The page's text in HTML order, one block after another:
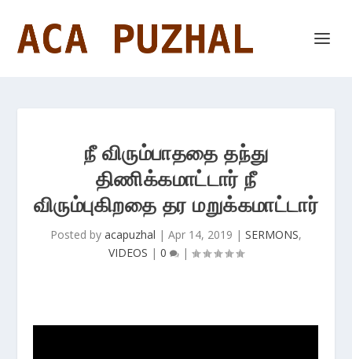
நீ விரும்பாததை தந்து
திணிக்கமாட்டார் நீ
விரும்புகிறதை தர மறுக்கமாட்டார்
Posted by acapuzhal | Apr 14, 2019 | SERMONS,
VIDEOS | 0 |